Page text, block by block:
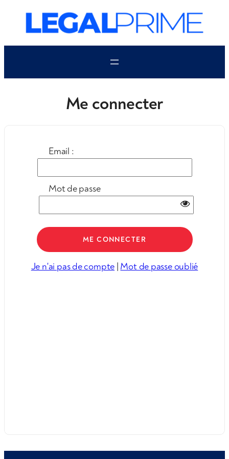
contenu
Me connecter
Email :
Mot de passe
Je n'ai pas de compte | Mot de passe oublié